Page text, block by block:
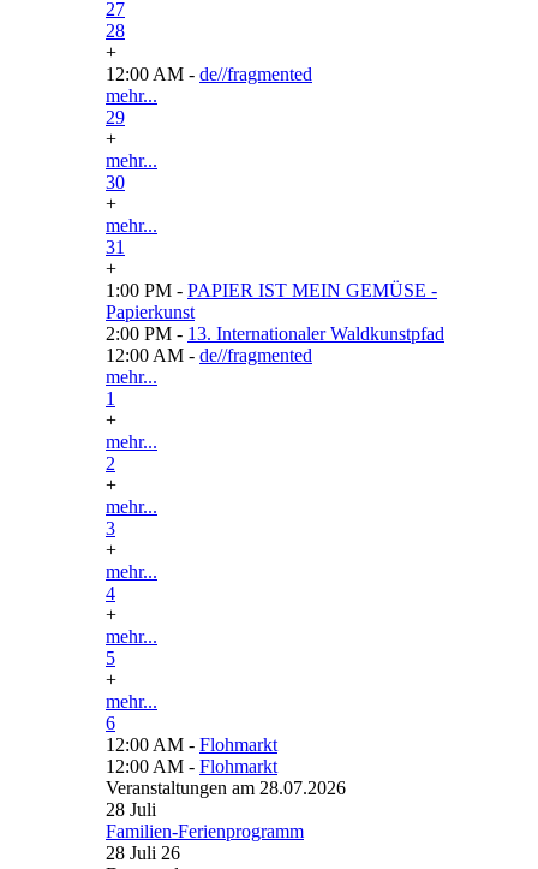
27
28
+
12:00 AM - de//fragmented
mehr...
29
+
mehr...
30
+
mehr...
31
+
1:00 PM - PAPIER IST MEIN GEMÜSE -
Papierkunst
2:00 PM - 13. Internationaler Waldkunstpfad
12:00 AM - de//fragmented
mehr...
1
+
mehr...
2
+
mehr...
3
+
mehr...
4
+
mehr...
5
+
mehr...
6
12:00 AM - Flohmarkt
12:00 AM - Flohmarkt
Veranstaltungen am 28.07.2026
28 Juli
Familien-Ferienprogramm
28 Juli 26